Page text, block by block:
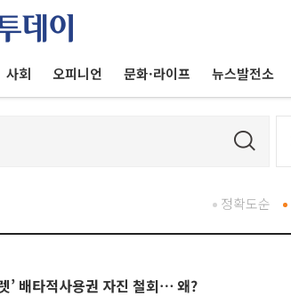
사회 오피니언 문화·라이프 뉴스발전소
정확도순
’ 배타적사용권 자진 철회⋯ 왜?